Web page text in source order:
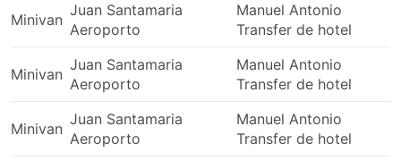
estamos cientes disso. Algumas empresas
implantam unidades de controle de velocidade em
emitindo um sinal sonoro durante todo o
percurso, sem que o motorista preste atenção a
ele. Sempre se lembre de afivelar o cinto de
segurança enquanto estiver viajando de van.
Embora às vezes você precise fazer uma
Minivan
Juan Santamaria
Aeroporto
Manuel Antonio
Transfer de hotel
Minivan
Juan Santamaria
Aeroporto
Manuel Antonio
Transfer de hotel
Minivan
Juan Santamaria
Aeroporto
Manuel Antonio
Transfer de hotel